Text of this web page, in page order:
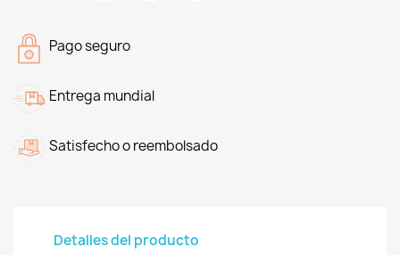
Pago seguro
Entrega mundial
Satisfecho o reembolsado
Detalles del producto